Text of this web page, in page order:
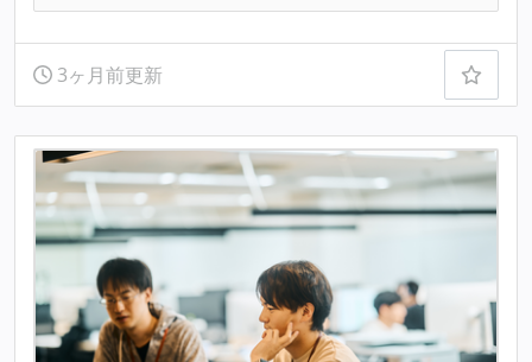
3ヶ月前更新